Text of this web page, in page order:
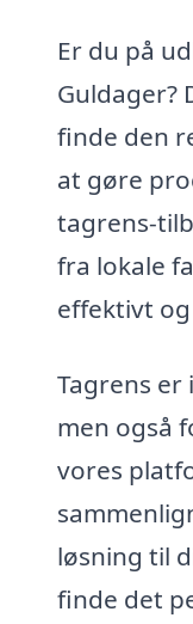
Er du på
Guldager?
finde den
at gøre
tagrens-
fra lokale
effektivt
Tagrens
men også
vores
løsning til
finde det